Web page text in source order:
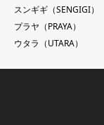
スンギギ（SENGIGI）
プラヤ（PRAYA）
ウタラ（UTARA）